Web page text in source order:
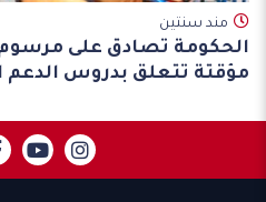
مند سنتين
الحكومة تصادق على
مؤقتة تتعلق بدروس الدعم